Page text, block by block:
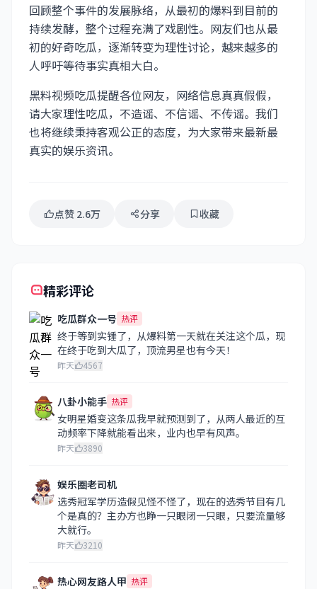
回顾整个事件的发展脉络，从最初的爆料到目前的
持续发酵，整个过程充满了戏剧性。网友们也从最
初的好奇吃瓜，逐渐转变为理性讨论，越来越多的
人呼吁等待事实真相大白。
黑料视频吃瓜提醒各位网友，网络信息真真假假，
请大家理性吃瓜，不造谣、不信谣、不传谣。我们
也将继续秉持客观公正的态度，为大家带来最新最
真实的娱乐资讯。
点赞 2.6万 分享 收藏
精彩评论
吃瓜群众一号 热评
终于等到实锤了，从爆料第一天就在关注这个瓜，现
在终于吃到大瓜了，顶流男星也有今天！
昨天 4567
八卦小能手 热评
女明星婚变这条瓜我早就预测到了，从两人最近的互
动频率下降就能看出来，业内也早有风声。
昨天 3890
娱乐圈老司机
选秀冠军学历造假见怪不怪了，现在的选秀节目有几
个是真的？主办方也睁一只眼闭一只眼，只要流量够
大就行。
昨天 3210
热心网友路人甲 热评